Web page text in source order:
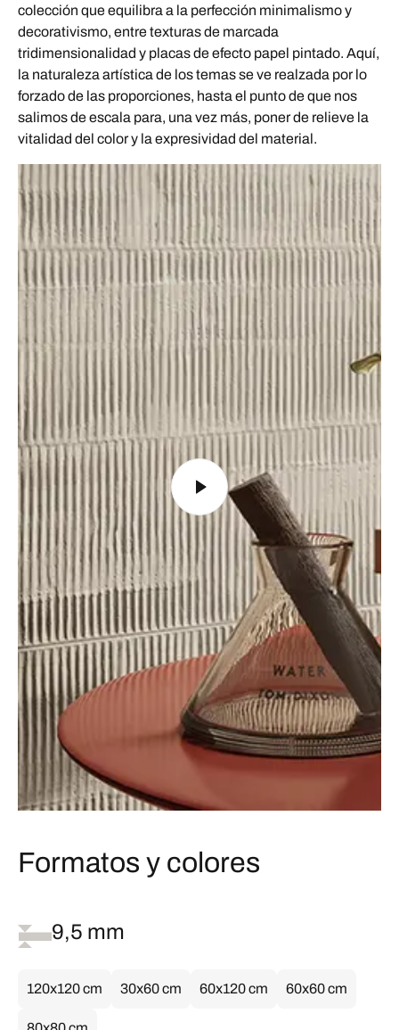
colección que equilibra a la perfección minimalismo y
decorativismo, entre texturas de marcada
tridimensionalidad y placas de efecto papel pintado. Aquí,
la naturaleza artística de los temas se ve realzada por lo
forzado de las proporciones, hasta el punto de que nos
salimos de escala para, una vez más, poner de relieve la
vitalidad del color y la expresividad del material.
Formatos y colores
9,5 mm
120x120 cm 30x60 cm 60x120 cm 60x60 cm